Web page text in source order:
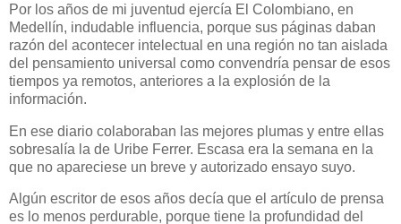
Por los años de mi juventud ejercía El Colombiano, en
Medellín, indudable influencia, porque sus páginas daban
razón del acontecer intelectual en una región no tan aislada
del pensamiento universal como convendría pensar de esos
tiempos ya remotos, anteriores a la explosión de la
información.
En ese diario colaboraban las mejores plumas y entre ellas
sobresalía la de Uribe Ferrer. Escasa era la semana en la
que no apareciese un breve y autorizado ensayo suyo.
Algún escritor de esos años decía que el artículo de prensa
es lo menos perdurable, porque tiene la profundidad del